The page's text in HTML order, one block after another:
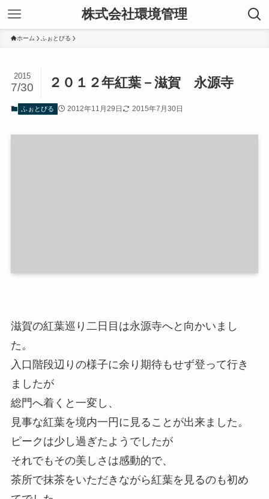
株式会社環境管理
ホーム ふぉとびる
２０１２年紅葉－滋賀 永源寺
2015
7/30
ふぉとびる 2012年11月29日 2015年7月30日
滋賀の紅葉巡り二日目は永源寺へと向かいまし
た。
入口階段辺りの様子に余り期待もせず登って行き
ましたが
総門へ着くと一変し、
見事な紅葉を境内一円に見ることが出来ました。
ピークは少し過ぎたようでしたが
それでもその美しさは感動的で、
茶所で抹茶をいただきながら紅葉を見るのも初め